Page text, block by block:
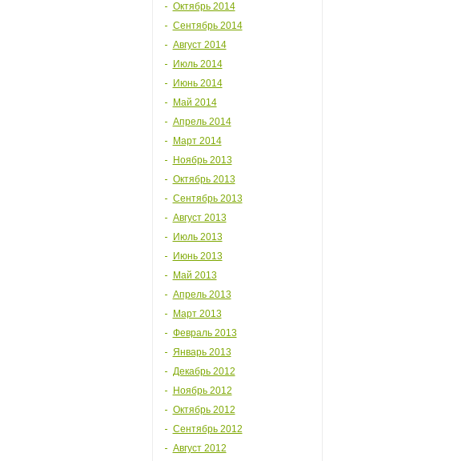
Октябрь 2014
Сентябрь 2014
Август 2014
Июль 2014
Июнь 2014
Май 2014
Апрель 2014
Март 2014
Ноябрь 2013
Октябрь 2013
Сентябрь 2013
Август 2013
Июль 2013
Июнь 2013
Май 2013
Апрель 2013
Март 2013
Февраль 2013
Январь 2013
Декабрь 2012
Ноябрь 2012
Октябрь 2012
Сентябрь 2012
Август 2012